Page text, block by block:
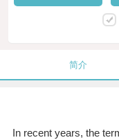
简介
In recent years, the